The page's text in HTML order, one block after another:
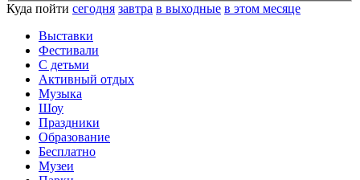
Куда пойти сегодня завтра в выходные в этом месяце
Выставки
Фестивали
С детьми
Активный отдых
Музыка
Шоу
Праздники
Образование
Бесплатно
Музеи